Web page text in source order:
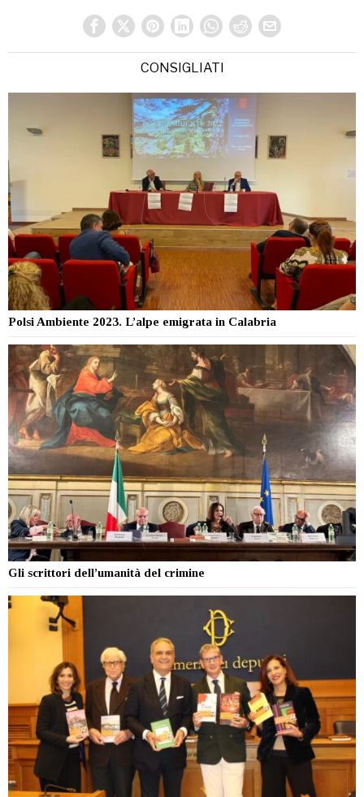
CONSIGLIATI
Polsi Ambiente 2023. L’alpe emigrata in Calabria
Gli scrittori dell’umanità del crimine